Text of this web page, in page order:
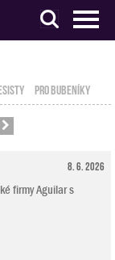
PRO BUBENÍKY
8. 6. 2026
firmy Aguilar s